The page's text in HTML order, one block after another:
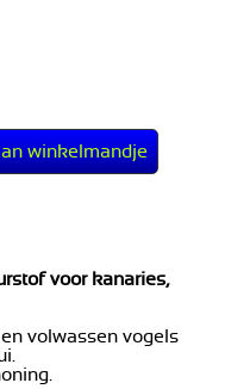
voor kanaries,
volwassen vogels